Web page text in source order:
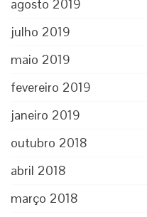
agosto 2019
julho 2019
maio 2019
fevereiro 2019
janeiro 2019
outubro 2018
abril 2018
março 2018